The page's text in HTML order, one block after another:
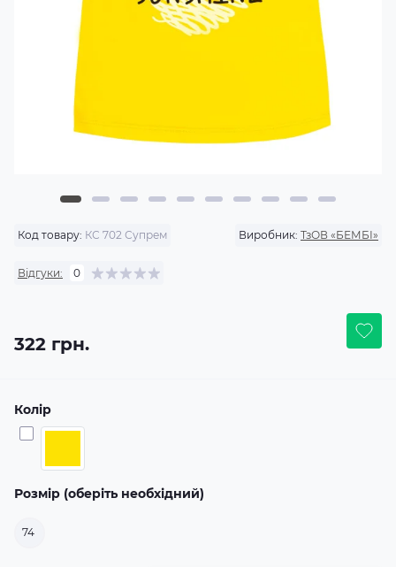
Код товару: КС 702 Супрем Виробник: ТзОВ «БЕМБІ»
Відгуки: 0
322 грн.
Колір
Розмір (оберіть необхідний)
74